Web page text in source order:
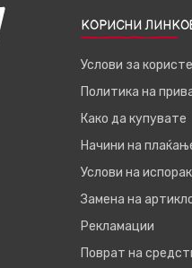
КОРИСНИ
Услови за
Политика на
Како да купувате
Начини на
Услови на
Замена на
Рекламации
Поврат на